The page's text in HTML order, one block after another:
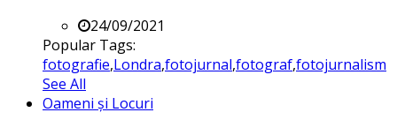
24/09/2021
Popular Tags:
fotografie,Londra,fotojurnal,fotograf,fotojurnalism
See All
Oameni și Locuri